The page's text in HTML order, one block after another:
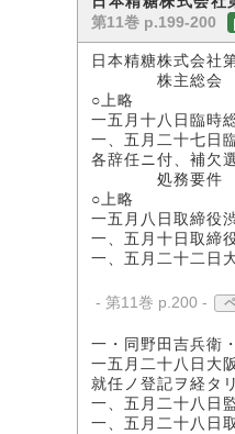
第11巻 p.199-200
日本精糖株式会社
株主総会
○上略
一五月十八日臨時
一、五月二十七日
各辞任ニ付、補欠
処務要件
○上略
一五月八日取締役
一、五月十日取締
一、五月二十二日
- 第11巻 p.200 -
一・同野田吉兵衛
一五月二十八日大
就任ノ登記ヲ経タリ
一、五月二十八日
一、五月二十八日